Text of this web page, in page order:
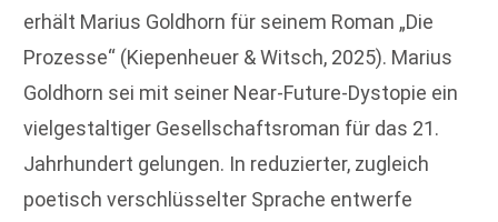
erhält Marius Goldhorn für seinem Roman „Die
Prozesse“ (Kiepenheuer & Witsch, 2025). Marius
Goldhorn sei mit seiner Near-Future-Dystopie ein
vielgestaltiger Gesellschaftsroman für das 21.
Jahrhundert gelungen. In reduzierter, zugleich
poetisch verschlüsselter Sprache entwerfe